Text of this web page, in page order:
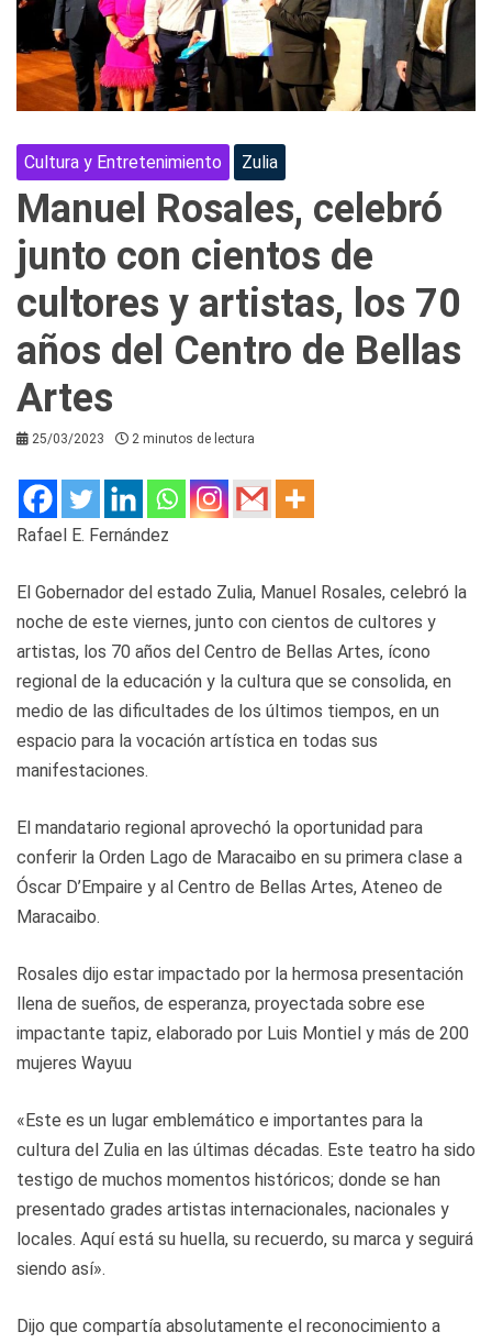
Cultura y Entretenimiento Zulia
Manuel Rosales, celebró
junto con cientos de
cultores y artistas, los 70
años del Centro de Bellas
Artes
25/03/2023 2 minutos de lectura
Rafael E. Fernández
El Gobernador del estado Zulia, Manuel Rosales, celebró la
noche de este viernes, junto con cientos de cultores y
artistas, los 70 años del Centro de Bellas Artes, ícono
regional de la educación y la cultura que se consolida, en
medio de las dificultades de los últimos tiempos, en un
espacio para la vocación artística en todas sus
manifestaciones.
El mandatario regional aprovechó la oportunidad para
conferir la Orden Lago de Maracaibo en su primera clase a
Óscar D’Empaire y al Centro de Bellas Artes, Ateneo de
Maracaibo.
Rosales dijo estar impactado por la hermosa presentación
llena de sueños, de esperanza, proyectada sobre ese
impactante tapiz, elaborado por Luis Montiel y más de 200
mujeres Wayuu
«Este es un lugar emblemático e importantes para la
cultura del Zulia en las últimas décadas. Este teatro ha sido
testigo de muchos momentos históricos; donde se han
presentado grades artistas internacionales, nacionales y
locales. Aquí está su huella, su recuerdo, su marca y seguirá
siendo así».
Dijo que compartía absolutamente el reconocimiento a